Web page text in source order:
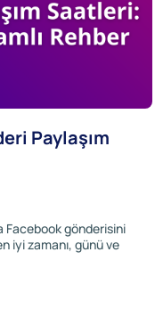
Paylaşım
Facebook gönderisini
iyi zamanı, günü ve